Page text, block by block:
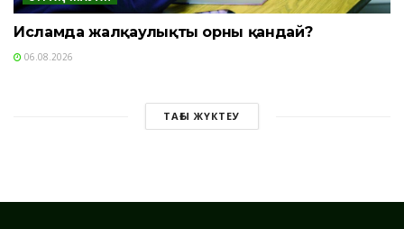
Исламда жалқаулықтың орны қандай?
06.08.2026
ТАҒЫ ЖҮКТЕУ